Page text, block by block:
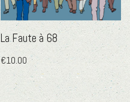
La Faute à 68
€10.00